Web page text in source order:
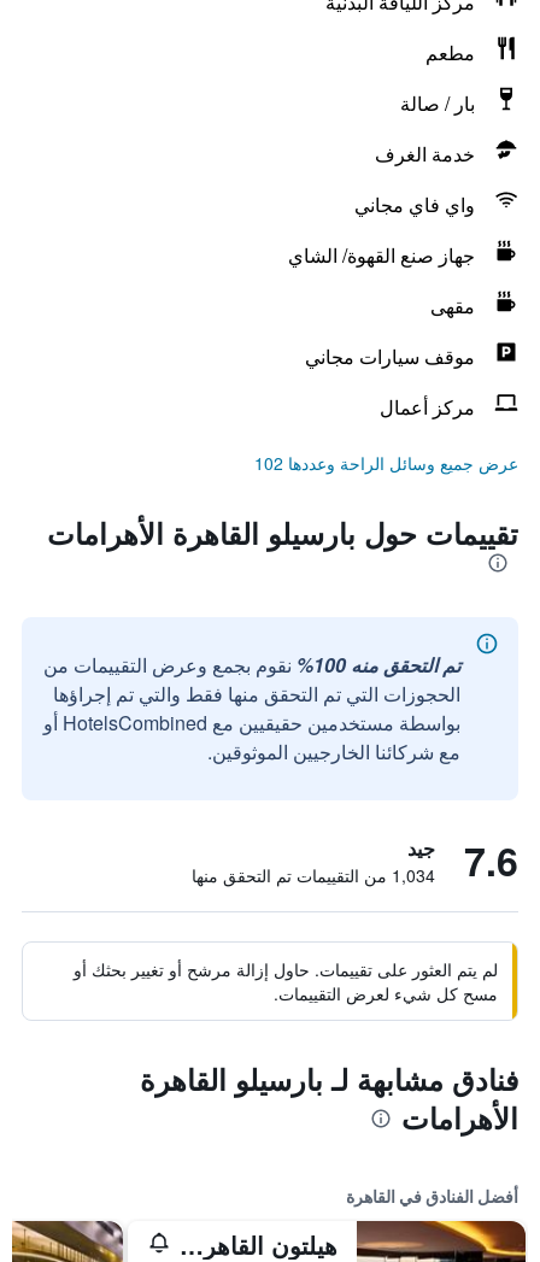
مطعم
بار / صالة
خدمة الغرف
واي فاي مجاني
جهاز صنع القهوة/ الشاي
مقهى
موقف سيارات مجاني
مركز أعمال
عرض جميع وسائل الراحة وعددها 102
تقييمات حول بارسيلو القاهرة الأهرامات
تم التحقق منه 100%
نقوم بجمع وعرض التقييمات من
الحجوزات التي تم التحقق منها فقط والتي تم إجراؤها
بواسطة مستخدمين حقيقيين مع HotelsCombined أو
مع شركائنا الخارجيين الموثوقين.
7.6 جيد
1,034 من التقييمات تم التحقق منها
لم يتم العثور على تقييمات. حاول إزالة مرشح أو تغيير بحثك أو
مسح كل شيء لعرض التقييمات.
فنادق مشابهة لـ بارسيلو القاهرة
الأهرامات
أفضل الفنادق في القاهرة
هيلتون القاهرة جراند نايل